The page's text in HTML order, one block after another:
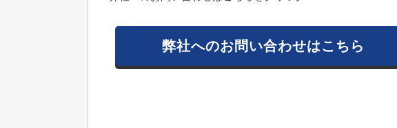
弊社へのお問い合わせはこちら